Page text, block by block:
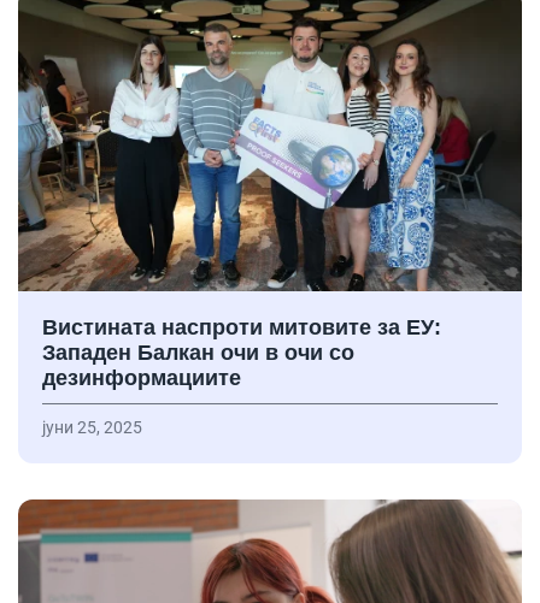
Вистината наспроти митовите за ЕУ:
Западен Балкан очи в очи со
дезинформациите
јуни 25, 2025